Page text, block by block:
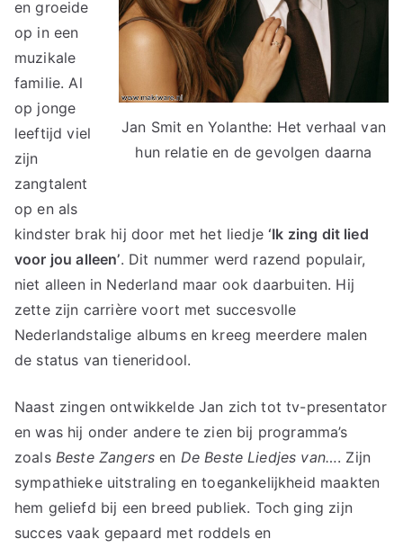
Jan Smit en Yolanthe: Het verhaal van
hun relatie en de gevolgen daarna
en groeide
op in een
muzikale
familie. Al
op jonge
leeftijd viel
zijn
zangtalent
op en als
kindster brak hij door met het liedje‘Ik zing dit lied
voor jou alleen’. Dit nummer werd razend populair,
niet alleen in Nederland maar ook daarbuiten. Hij
zette zijn carrière voort met succesvolle
Nederlandstalige albums en kreeg meerdere malen
de status van tieneridool.
Naast zingen ontwikkelde Jan zich tot tv-presentator
en was hij onder andere te zien bij programma’s
zoals Beste Zangers en De Beste Liedjes van…. Zijn
sympathieke uitstraling en toegankelijkheid maakten
hem geliefd bij een breed publiek. Toch ging zijn
succes vaak gepaard met roddels en